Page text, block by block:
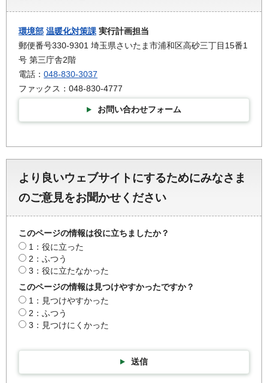
環境部 温暖化対策課 実行計画担当
郵便番号330-9301 埼玉県さいたま市浦和区高砂三丁目15番1
号 第三庁舎2階
電話： 048-830-3037
ファックス：048-830-4777
お問い合わせフォーム
より良いウェブサイトにするためにみなさま
のご意見をお聞かせください
このページの情報は役に立ちましたか？
1：役に立った
2：ふつう
3：役に立たなかった
このページの情報は見つけやすかったですか？
1：見つけやすかった
2：ふつう
3：見つけにくかった
送信